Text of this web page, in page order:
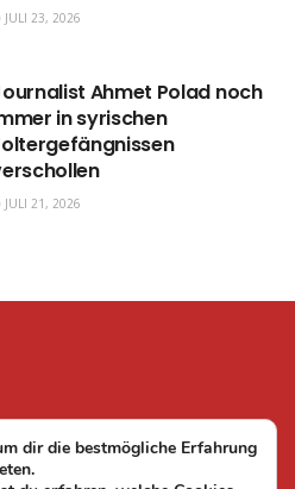
JULI 23, 2026
Ahmet Polad noch
in syrischen
JULI 21, 2026
dir die bestmögliche Erfahrung